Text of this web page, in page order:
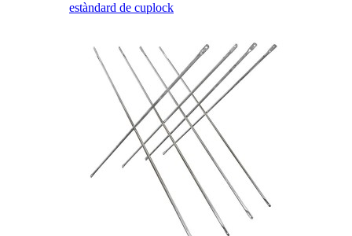
estàndard de cuplock